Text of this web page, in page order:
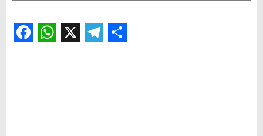
Facebook
WhatsApp
X Telegram
Share